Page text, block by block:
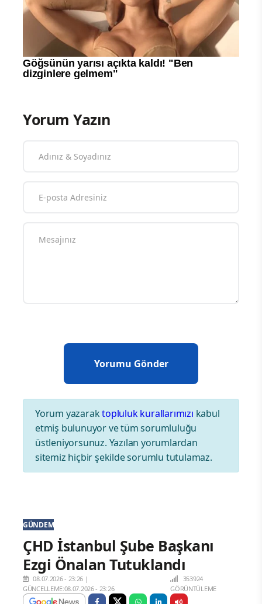
Yorum Yazın
Yorum yazaraktopluluk kurallarımızı kabul
etmiş bulunuyor ve tüm sorumluluğu
üstleniyorsunuz. Yazılan yorumlardan
sitemiz hiçbir şekilde sorumlu tutulamaz.
GÜNDEM
ÇHD İstanbul Şube Başkanı
Ezgi Önalan Tutuklandı
08.07.2026 - 23:26 |
GÜNCELLEME:08.07.2026 - 23:26
353924
GÖRÜNTÜLEME